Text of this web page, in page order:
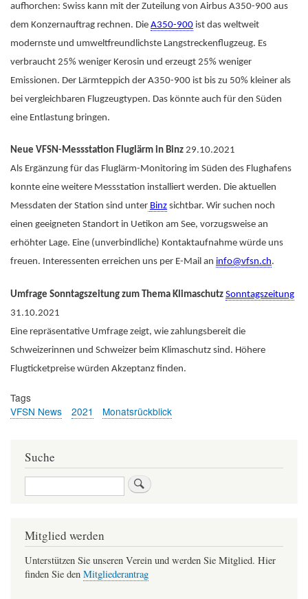
aufhorchen: Swiss kann mit der Zuteilung von Airbus A350-900 aus
dem Konzernauftrag rechnen. Die A350-900 ist das weltweit
modernste und umweltfreundlichste Langstreckenflugzeug. Es
verbraucht 25% weniger Kerosin und erzeugt 25% weniger
Emissionen. Der Lärmteppich der A350-900 ist bis zu 50% kleiner als
bei vergleichbaren Flugzeugtypen. Das könnte auch für den Süden
eine Entlastung bringen.
Neue VFSN-Messstation Fluglärm in Binz 29.10.2021
Als Ergänzung für das Fluglärm-Monitoring im Süden des Flughafens
konnte eine weitere Messstation installiert werden. Die aktuellen
Messdaten der Station sind unter Binz sichtbar. Wir suchen noch
einen geeigneten Standort in Uetikon am See, vorzugsweise an
erhöhter Lage. Eine (unverbindliche) Kontaktaufnahme würde uns
freuen. Interessenten erreichen uns per E-Mail an info@vfsn.ch.
Umfrage Sonntagszeitung zum Thema Klimaschutz Sonntagszeitung
31.10.2021
Eine repräsentative Umfrage zeigt, wie zahlungsbereit die
Schweizerinnen und Schweizer beim Klimaschutz sind. Höhere
Flugticketpreise würden Akzeptanz finden.
Tags
VFSN News
2021 Monatsrückblick
Suche
Suche
Mitglied werden
Unterstützen Sie unseren Verein und werden Sie Mitglied. Hier
finden Sie den Mitgliederantrag